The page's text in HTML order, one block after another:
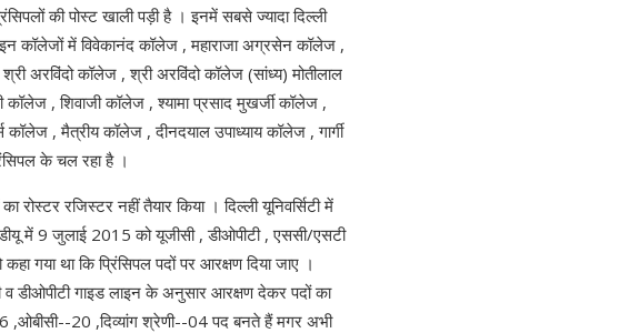
की पोस्ट खाली पड़ी है । इनमें सबसे ज्यादा दिल्ली
कॉलेजों में विवेकानंद कॉलेज , महाराजा अग्रसेन कॉलेज ,
अरविंदो कॉलेज , श्री अरविंदो कॉलेज (सांध्य) मोतीलाल
, शिवाजी कॉलेज , श्यामा प्रसाद मुखर्जी कॉलेज ,
, मैत्रीय कॉलेज , दीनदयाल उपाध्याय कॉलेज , गार्गी
के चल रहा है ।
रजिस्टर नहीं तैयार किया । दिल्ली यूनिवर्सिटी में
में 9 जुलाई 2015 को यूजीसी , डीओपीटी , एससी/एसटी
गया था कि प्रिंसिपल पदों पर आरक्षण दिया जाए ।
डीओपीटी गाइड लाइन के अनुसार आरक्षण देकर पदों का
,ओबीसी--20 ,दिव्यांग श्रेणी--04 पद बनते हैं मगर अभी